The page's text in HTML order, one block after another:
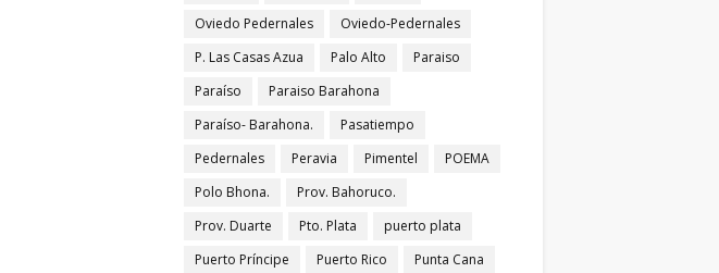
Oviedo Pedernales
Oviedo-Pedernales
P. Las Casas Azua
Palo Alto
Paraiso
Paraíso
Paraiso Barahona
Paraíso- Barahona.
Pasatiempo
Pedernales
Peravia Pimentel
POEMA
Polo Bhona.
Prov. Bahoruco.
Prov. Duarte
Pto. Plata
puerto plata
Puerto Príncipe
Puerto Rico
Punta Cana